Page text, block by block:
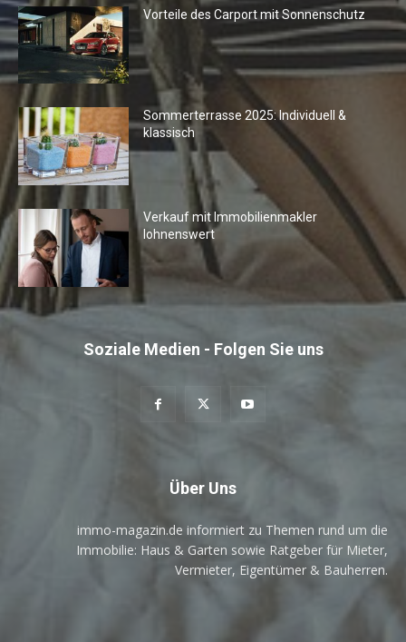
Vorteile des Carport mit Sonnenschutz
Sommerterrasse 2025: Individuell &
klassisch
Verkauf mit Immobilienmakler
lohnenswert
Soziale Medien - Folgen Sie uns
Über Uns
immo-magazin.de informiert zu Themen rund um die
Immobilie: Haus & Garten sowie Ratgeber für Mieter,
Vermieter, Eigentümer & Bauherren.